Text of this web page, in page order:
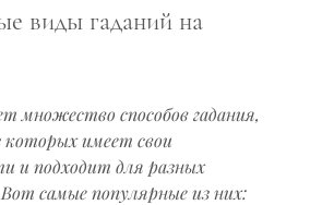
виды гаданий на
множество способов гадания,
имеет свои
и подходит для разных
самые популярные из них: